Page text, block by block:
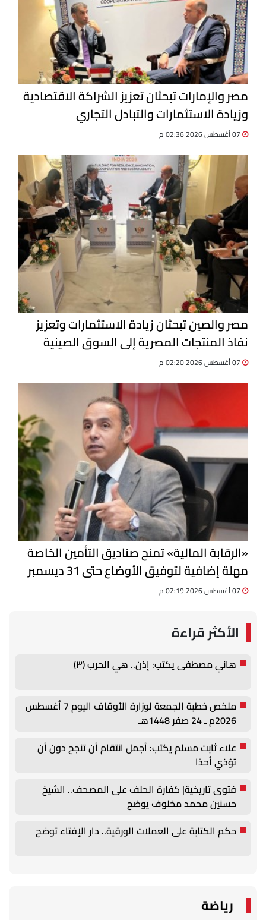
مصر والإمارات تبحثان تعزيز الشراكة الاقتصادية
وزيادة الاستثمارات والتبادل التجاري
مصر والصين تبحثان زيادة الاستثمارات وتعزيز
نفاذ المنتجات المصرية إلى السوق الصينية
«الرقابة المالية» تمنح صناديق التأمين الخاصة
مهلة إضافية لتوفيق الأوضاع حتى 31 ديسمبر
الأكثر قراءة
هاني مصطفى يكتب: إذن.. هي الحرب (٣)
ملخص خطبة الجمعة لوزارة الأوقاف اليوم 7 أغسطس
2026م ـ 24 صفر 1448هـ
علاء ثابت مسلم يكتب: أجمل انتقام أن تنجح دون أن
تؤذي أحدًا
فتوى تاريخية| كفارة الحلف على المصحف.. الشيخ
حسنين محمد مخلوف يوضح
حكم الكتابة على العملات الورقية.. دار الإفتاء توضح
رياضة